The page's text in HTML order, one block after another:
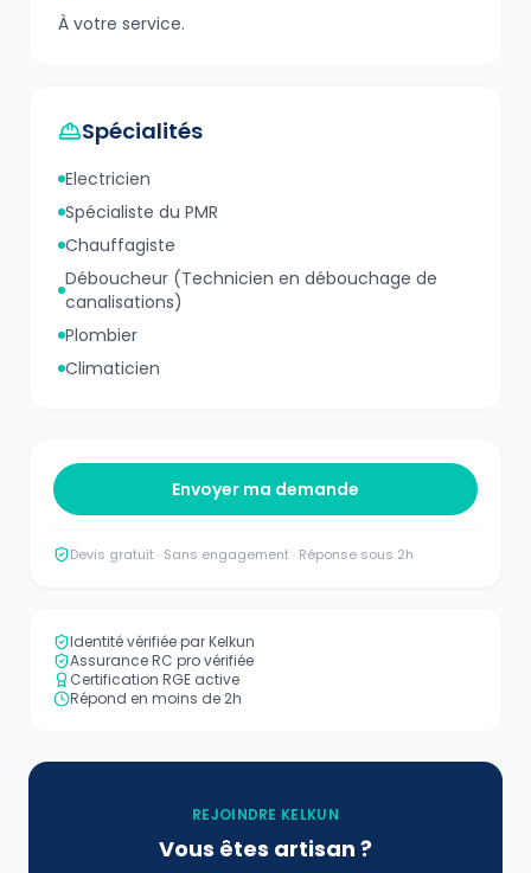
À votre service.
Spécialités
Electricien
Spécialiste du PMR
Chauffagiste
Déboucheur (Technicien en débouchage de
canalisations)
Plombier
Climaticien
Envoyer ma demande
Devis gratuit · Sans engagement · Réponse sous 2h
Identité vérifiée par Kelkun
Assurance RC pro vérifiée
Certification RGE active
Répond en moins de 2h
REJOINDRE KELKUN
Vous êtes artisan ?